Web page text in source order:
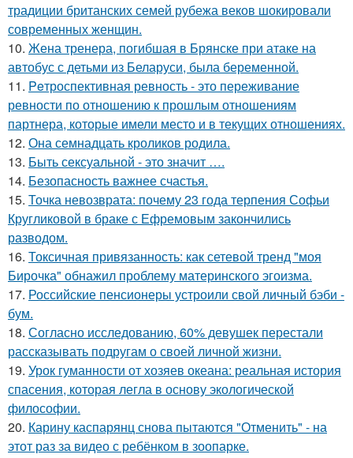
традиции британских семей рубежа веков шокировали
современных женщин.
10. Жена тренера, погибшая в Брянске при атаке на
автобус с детьми из Беларуси, была беременной.
11. Peтроспективная ревность - это переживание
ревности по отношению к прошлым отношениям
партнера, которые имели место и в текущих отношениях.
12. Она семнадцать кроликов родила.
13. Быть сексуальной - это значит ….
14. Безопасность важнее счастья.
15. Точка невозврата: почему 23 года терпения Софьи
Кругликовой в браке с Ефремовым закончились
разводом.
16. Токсичная привязанность: как сетевой тренд "моя
Бирочка" обнажил проблему материнского эгоизма.
17. Российские пенсионеры устроили свой личный бэби -
бум.
18. Согласно исследованию, 60% девушек перестали
рассказывать подругам о своей личной жизни.
19. Урок гуманности от хозяев океана: реальная история
спасения, которая легла в основу экологической
философии.
20. Карину каспарянц снова пытаются "Отменить" - на
этот раз за видео с ребёнком в зоопарке.